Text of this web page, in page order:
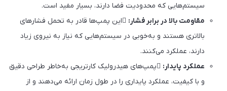
سیستم‌هایی که محدودیت فضا دارند، بسیار مفید است.
مقاومت بالا در برابر فشار:
این پمپ‌ها قادر به تحمل فشارهای
بالاتری هستند و به‌خوبی در سیستم‌هایی که نیاز به نیروی زیاد
دارند، عملکرد می‌کنند.
عملکرد پایدار:
پمپ‌های هیدرولیک کارتریجی به‌خاطر طراحی دقیق
و با کیفیت، عملکرد پایداری را در طول زمان ارائه می‌دهند و از